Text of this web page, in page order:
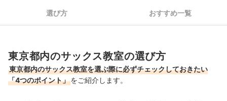
レッスンまでに揃えておきたいアイテムはこちら！
選び方 おすすめ一覧
東京都内のサックス教室の選び方
東京都内のサックス教室を選ぶ際に必ずチェックしておきたい
「4つのポイント」をご紹介します。